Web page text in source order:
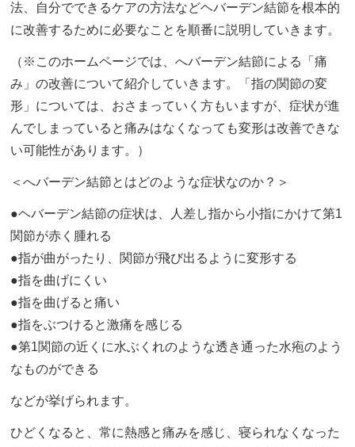
法、自分でできるケアの方法などヘバーデン結節を根本的
に改善するために必要なことを順番に説明していきます。
（※このホームページでは、へバーデン結節による「痛
み」の改善について紹介していきます。「指の関節の変
形」については、おさまっていく方もいますが、症状が進
んでしまっていると痛みはなくなっても変形は改善できな
い可能性があります。）
＜へバーデン結節とはどのような症状なのか？＞
●ヘバーデン結節の症状は、人差し指から小指にかけて第1
関節が赤く腫れる
●指が曲がったり、関節が飛び出るように変形する
●指を曲げにくい
●指を曲げると痛い
●指をぶつけると激痛を感じる
●第1関節の近くに水ぶくれのような透き通った水疱のよう
なものができる
などが挙げられます。
ひどくなると、常に熱感と痛みを感じ、寝られなくなった